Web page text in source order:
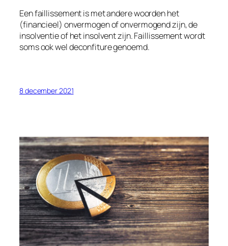
Een faillissement is met andere woorden het
(financieel) onvermogen of onvermogend zijn, de
insolventie of het insolvent zijn. Faillissement wordt
soms ook wel deconfiture genoemd.
8 december 2021